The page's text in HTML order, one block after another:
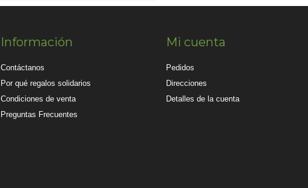
Información
Contáctanos
Por qué regalos solidarios
Condiciones de venta
Preguntas Frecuentes
Mi cuenta
Pedidos
Direcciones
Detalles de la cuenta